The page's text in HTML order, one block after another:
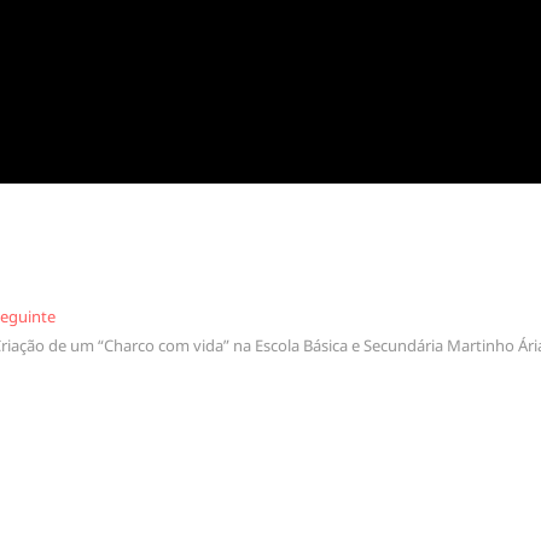
Seguinte
de um “Charco com vida” na Escola Básica e Secundária Martinho